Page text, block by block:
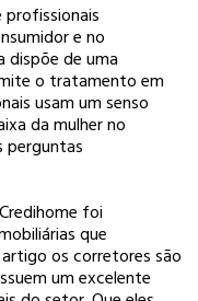
e no
de uma
o tratamento em
usam um senso
da mulher no
perguntas
foi
que
os corretores são
um excelente